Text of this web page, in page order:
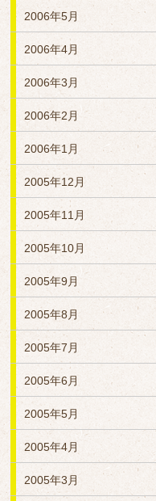
2006年5月
2006年4月
2006年3月
2006年2月
2006年1月
2005年12月
2005年11月
2005年10月
2005年9月
2005年8月
2005年7月
2005年6月
2005年5月
2005年4月
2005年3月